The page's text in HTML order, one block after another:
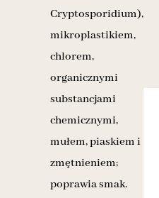
Cryptosporidium),
mikroplastikiem,
chlorem,
organicznymi
substancjami
chemicznymi,
mułem, piaskiem i
zmętnieniem;
poprawia smak.